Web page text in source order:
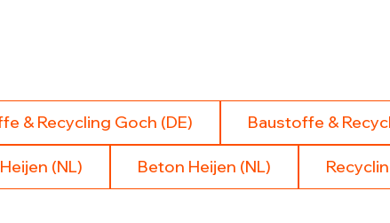
& Recycling Goch (DE) Baustoffe &
(NL) Beton Heijen (NL)